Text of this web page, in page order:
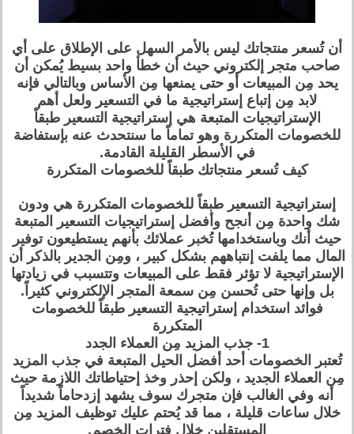
أن تُسعر منتجاتك ليس بالأمر السهل على الإطلاق على أي
صاحب متجر إلكتروني حيث أن خطأ واحد بسيط يُمكن أن
يحد مِن المبيعات أو حتى يمنعها مِن الأساس وبالتالي فإنه
لابد مِن إتباع إستراتيجية ما في التسعير ولعل أهم
الإستراتيجيات المتبعة هي إستراتيجية التسعير طبقاً
للخصومات المتكررة وهو تماماً ما سنتحدث عنه بإستفاضة
في الأسطر القليلة القادمة.
كيف تُسعر منتجاتك طبقاً للخصومات المتكررة
إستراتيجية التسعير طبقاً للخصومات المتكررة هي ودون
شك واحدة مِن أنجح وأفضل إستراتيجيات التسعير المتبعة
حيث أنك وباستخدامها تُخبر عملائك بأنهم يستطيعون توفير
المال مما يلفت إنتباههم بشكل كبير ، ومِن الجدير بالذكر أن
الإستراتيجية لا تؤثر فقط على المبيعات وتتسبب في زيادتها
بل وإنها حتى تُحسن مِن سمعة المتجر الإلكتروني كثيراً.
فوائد استخدام إستراتيجية التسعير طبقاً للخصومات
المتكررة
1- جذب المزيد مِن العملاء الجدد
تُعتبر الخصومات أحد أفضل الحيل المتبعة في جذب المزيد
مِن العملاء الجديد ، ولكن إحذر وخذ إحتياطاتك اللازمة حيث
أنه وفي الغالب فإن متجرك سوف يشهد إزدحاماً شديداً
خلال ساعات قليلة ، مما قد يُحتم عليك توظيف المزيد مِن
المستقلين خلال فترات الخصم.